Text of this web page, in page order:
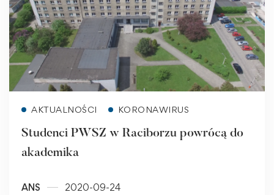
AKTUALNOŚCI KORONAWIRUS
Studenci PWSZ w Raciborzu powrócą do
akademika
ANS 2020-09-24